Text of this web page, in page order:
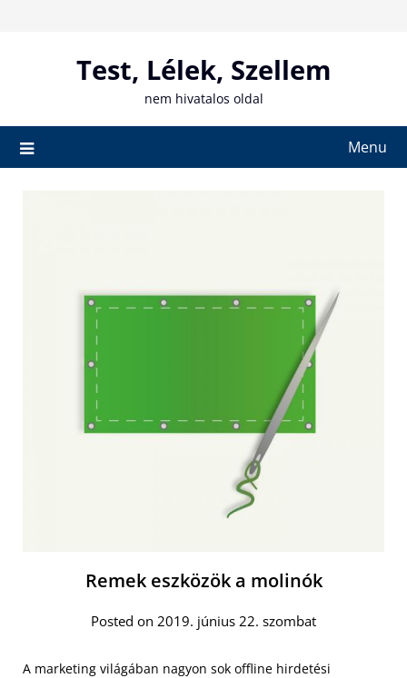
Test, Lélek, Szellem
nem hivatalos oldal
Menu
Remek eszközök a molinók
Posted on 2019. június 22. szombat
A marketing világában nagyon sok offline hirdetési